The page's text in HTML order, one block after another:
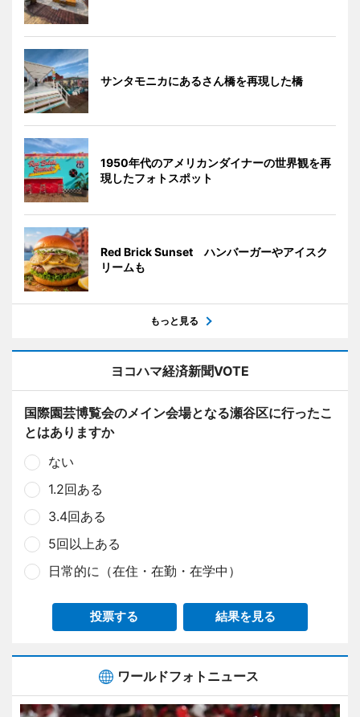
サンタモニカにあるさん橋を再現した橋
1950年代のアメリカンダイナーの世界観を再
現したフォトスポット
Red Brick Sunset ハンバーガーやアイスク
リームも
もっと見る
ヨコハマ経済新聞VOTE
国際園芸博覧会のメイン会場となる瀬谷区に行ったこ
とはありますか
ない
1.2回ある
3.4回ある
5回以上ある
日常的に（在住・在勤・在学中）
投票する 結果を見る
ワールドフォトニュース